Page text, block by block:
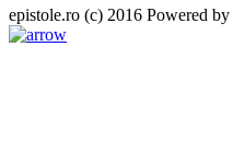
epistole.ro (c) 2016 Powered by